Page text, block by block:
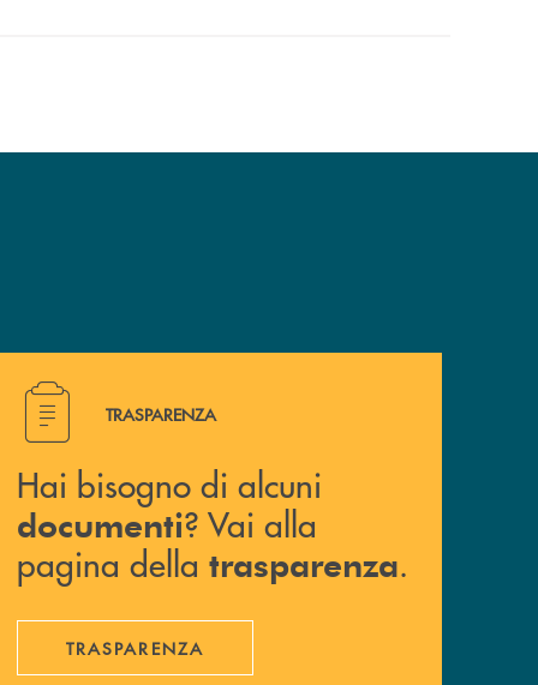
Hai bisogno di alcuni documenti ? Vai alla pagina della
TRASPARENZA
Hai bisogno di alcuni
documenti? Vai alla
pagina della trasparenza.
TRASPARENZA